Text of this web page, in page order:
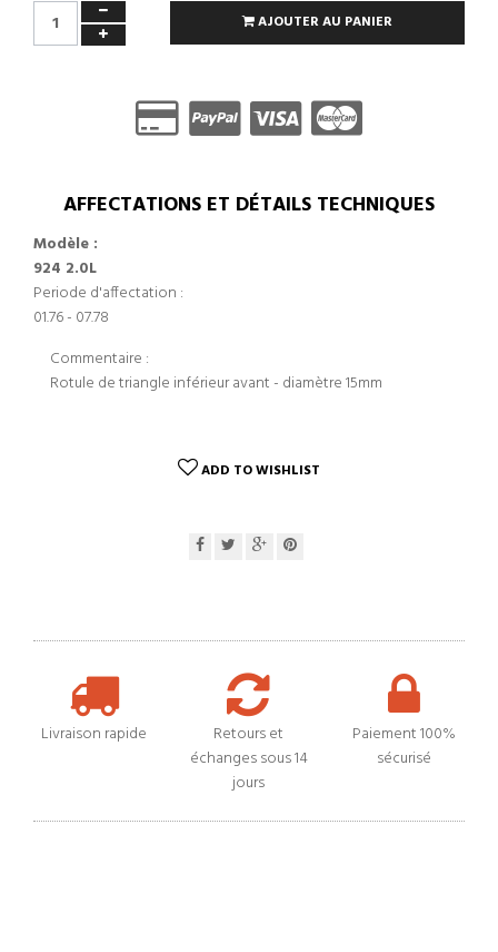
AJOUTER AU PANIER
AFFECTATIONS ET DÉTAILS TECHNIQUES
Modèle :
924 2.0L
Periode d'affectation :
01.76 - 07.78
Commentaire :
Rotule de triangle inférieur avant - diamètre 15mm
ADD TO WISHLIST
Livraison rapide
Retours et
échanges sous 14
jours
Paiement 100%
sécurisé